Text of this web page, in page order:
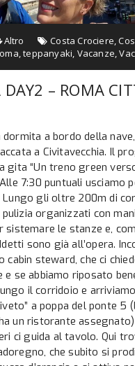
Altro Costa Crociere,
,teppanyaki, Vacanze,
DAY2 – ROMA
dormita a bordo della
a Civitavecchia. Il
gita “Un treno green
7:30 puntuali usciamo
gli oltre 200m di
organizzati con
sistemare le stanze e,
sono già all’opera.
cabin steward, che ci
se abbiamo riposato
il corridoio e
a poppa del ponte 5
un ristorante
ci guida al tavolo. Qui
che subito si